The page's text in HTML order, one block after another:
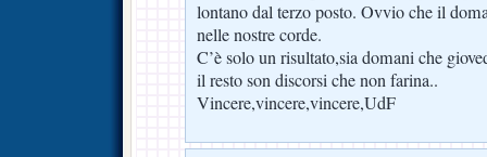
lontano dal terzo posto. Ovvio che il
nelle nostre corde.
C’è solo un risultato,sia domani che
il resto son discorsi che non farina..
Vincere,vincere,vincere,UdF